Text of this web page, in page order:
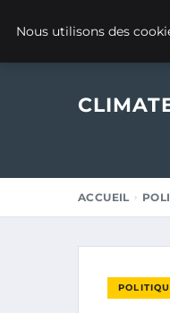
ACCUEIL
Nous utilisons des